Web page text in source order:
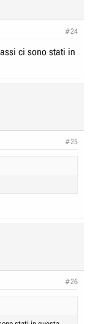
#24
ci sono stati in
#25
#26